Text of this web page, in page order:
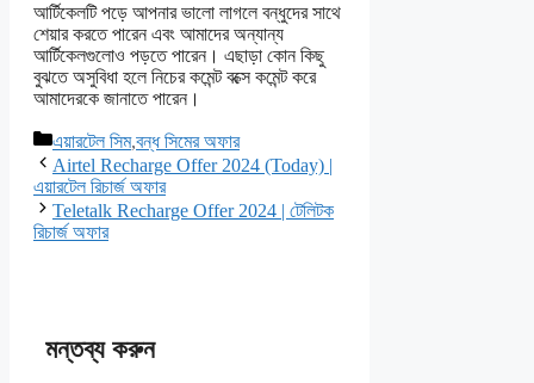
আর্টিকেলটি পড়ে আপনার ভালো লাগলে বন্ধুদের সাথে
শেয়ার করতে পারেন এবং আমাদের অন্যান্য
আর্টিকেলগুলোও পড়তে পারেন। এছাড়া কোন কিছু
বুঝতে অসুবিধা হলে নিচের কমেন্ট বক্সে কমেন্ট করে
আমাদেরকে জানাতে পারেন।
বিভাগ
সমূহ
এয়ারটেল সিম,বন্ধ সিমের অফার
Airtel Recharge Offer 2024 (Today) |
এয়ারটেল রিচার্জ অফার
Teletalk Recharge Offer 2024 | টেলিটক
রিচার্জ অফার
মন্তব্য করুন